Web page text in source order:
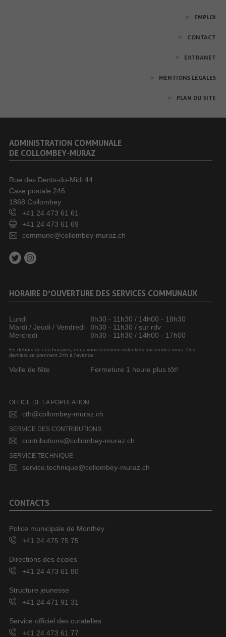
EMPLOI
CONTACT
EXTRANET
MENTIONS LÉGALES
PLAN DU SITE
ADMINISTRATION COMMUNALE
DE COLLOMBEY-MURAZ
Rue des Dents-du-Midi 44
Case postale 246
1868 Collombey
+41 24 473 61 61
+41 24 473 61 69
commune@collombey-muraz.ch
HORAIRE D’OUVERTURE DES SERVICES COMMUNAUX
Lundi
8h30 - 11h30 / 14h00 - 18h30
Mardi / Jeudi / Vendredi
8h30 - 11h30 / sur rdv
Mercredi
8h30 - 11h30 / 14h00 - 17h00
En dehors de ces horaires, nous vous recevons volontiers sur rendez-vous. Ces
derniers se prennent 24h à l’avance.
Veille de fête Fermeture 1 heure plus tôt!
OFFICE DE LA POPULATION
cth@collombey-muraz.ch
SERVICE DES CONTRIBUTIONS
contributions@collombey-muraz.ch
SERVICE TECHNIQUE
service.technique@collombey-muraz.ch
CONTACTS
Police municipale de Monthey
+41 24 475 75 75
Directions des écoles
+41 24 473 61 80
Structure jeunesse
+41 24 471 91 31
Service officiel des curatelles
+41 24 473 61 77